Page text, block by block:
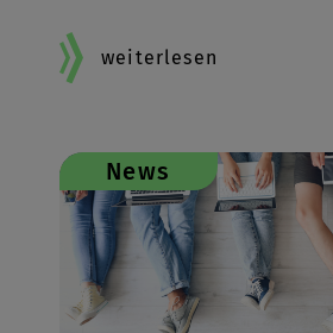
weiterlesen
News